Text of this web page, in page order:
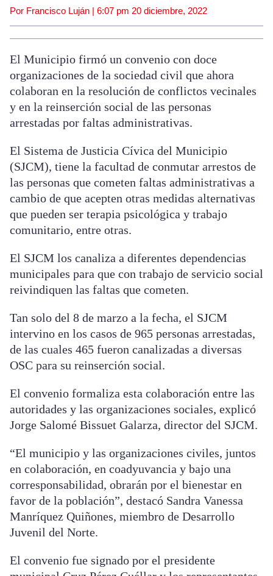
Por Francisco Luján | 6:07 pm 20 diciembre, 2022
El Municipio firmó un convenio con doce
organizaciones de la sociedad civil que ahora
colaboran en la resolución de conflictos vecinales
y en la reinserción social de las personas
arrestadas por faltas administrativas.
El Sistema de Justicia Cívica del Municipio
(SJCM), tiene la facultad de conmutar arrestos de
las personas que cometen faltas administrativas a
cambio de que acepten otras medidas alternativas
que pueden ser terapia psicológica y trabajo
comunitario, entre otras.
El SJCM los canaliza a diferentes dependencias
municipales para que con trabajo de servicio social
reivindiquen las faltas que cometen.
Tan solo del 8 de marzo a la fecha, el SJCM
intervino en los casos de 965 personas arrestadas,
de las cuales 465 fueron canalizadas a diversas
OSC para su reinserción social.
El convenio formaliza esta colaboración entre las
autoridades y las organizaciones sociales, explicó
Jorge Salomé Bissuet Galarza, director del SJCM.
“El municipio y las organizaciones civiles, juntos
en colaboración, en coadyuvancia y bajo una
corresponsabilidad, obrarán por el bienestar en
favor de la población”, destacó Sandra Vanessa
Manríquez Quiñones, miembro de Desarrollo
Juvenil del Norte.
El convenio fue signado por el presidente